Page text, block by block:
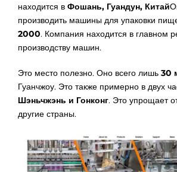
находится в Фошань, Гуандун, Китай
производить машины для упаковки
2000. Компания находится в главном
производству машин.
Это место полезно. Оно всего лишь 30
Гуанчжоу. Это также примерно в двух
Шэньчжэнь и Гонконг. Это упрощает
другие страны.